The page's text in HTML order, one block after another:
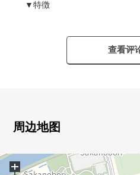
▼特徴
・到底能使用客厅和邻接的约
▼翻新履历(2026年4月实施)
房源的详细、需讨论是如有意
查看评
周边地图
+